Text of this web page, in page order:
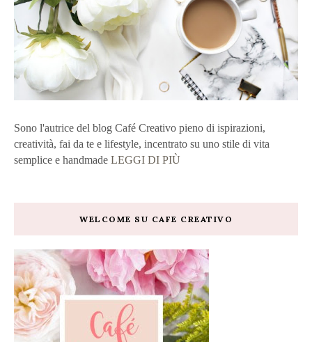
Sono l'autrice del blog Café Creativo pieno di ispirazioni,
creatività, fai da te e lifestyle, incentrato su uno stile di vita
semplice e handmade LEGGI DI PIÙ
WELCOME SU CAFE CREATIVO